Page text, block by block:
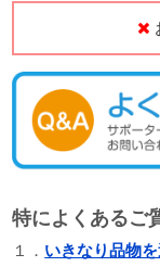
特によくあるご
１． いきなり品物